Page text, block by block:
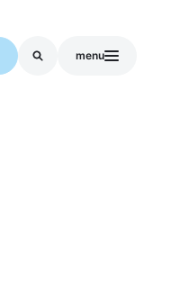
menu